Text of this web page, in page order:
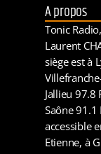
A propos
Tonic
Laurent
siège est à
Jallieu 97.8
Saône 91.1
accessible
Etienne, à